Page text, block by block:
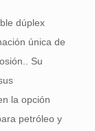
dúplex
única de
Su
la opción
petróleo y